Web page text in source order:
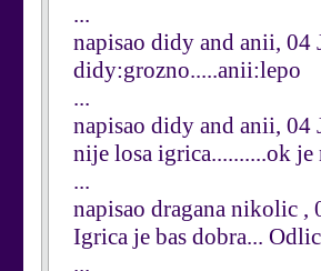
...
napisao didy and anii, 04
didy:grozno.....anii:lepo
...
napisao didy and anii, 04
nije losa igrica..........ok je
...
napisao dragana nikolic ,
Igrica je bas dobra...
...